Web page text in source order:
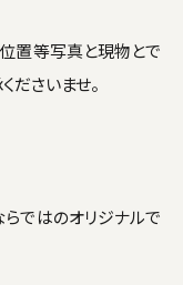
置等写真と現物とで
ださいませ。
ではのオリジナルで